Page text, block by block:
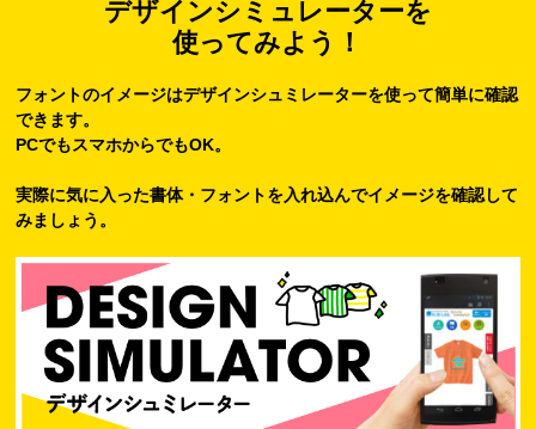
デザインシミュレーターを
使ってみよう！
フォントのイメージはデザインシュミレーターを使って簡単に確認
できます。
PCでもスマホからでもOK。
実際に気に入った書体・フォントを入れ込んでイメージを確認して
みましょう。